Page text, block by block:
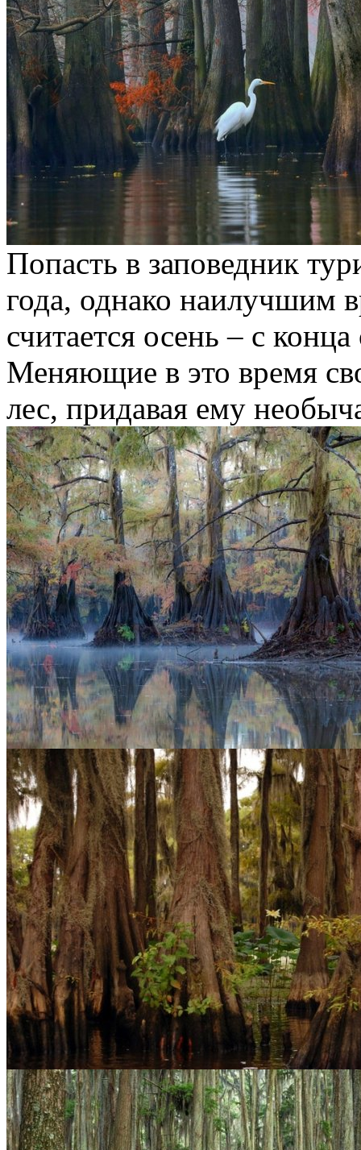
Попасть в заповедник
года, однако наилучшим
считается осень – с
Меняющие в это время
лес, придавая ему